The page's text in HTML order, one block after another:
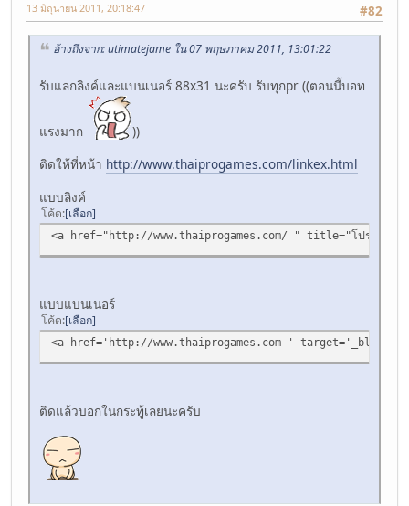
#82
13 มิถุนายน 2011, 20:18:47
อ้างถึงจาก: utimatejame ใน 07 พฤษภาคม 2011, 13:01:22
รับแลกลิงค์และแบนเนอร์ 88x31 นะครับ รับทุกpr ((ตอนนี้บอท
แรงมาก
))
ติดให้ที่หน้า http://www.thaiprogames.com/linkex.html
แบบลิงค์
โค้ด เลือก
<a href="http://www.thaiprogames.com/ " title="โปรเกมส์"
แบบแบนเนอร์
โค้ด เลือก
<a href='http://www.thaiprogames.com '
ติดแล้วบอกในกระทู้เลยนะครับ